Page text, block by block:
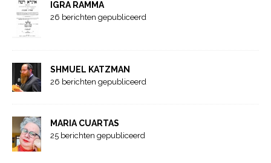
IGRA RAMMA
26 berichten gepubliceerd
SHMUEL KATZMAN
26 berichten gepubliceerd
MARIA CUARTAS
25 berichten gepubliceerd